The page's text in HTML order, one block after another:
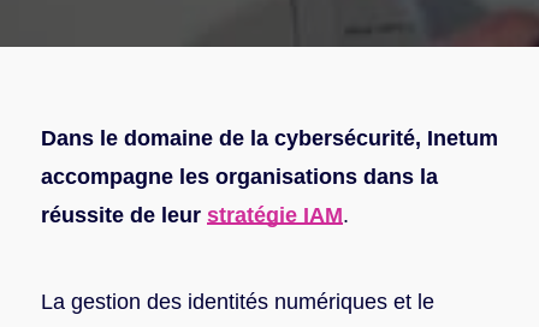
Dans le domaine de la cybersécurité, Inetum
accompagne les organisations dans la
réussite de leur stratégie IAM.
La gestion des identités numériques et le